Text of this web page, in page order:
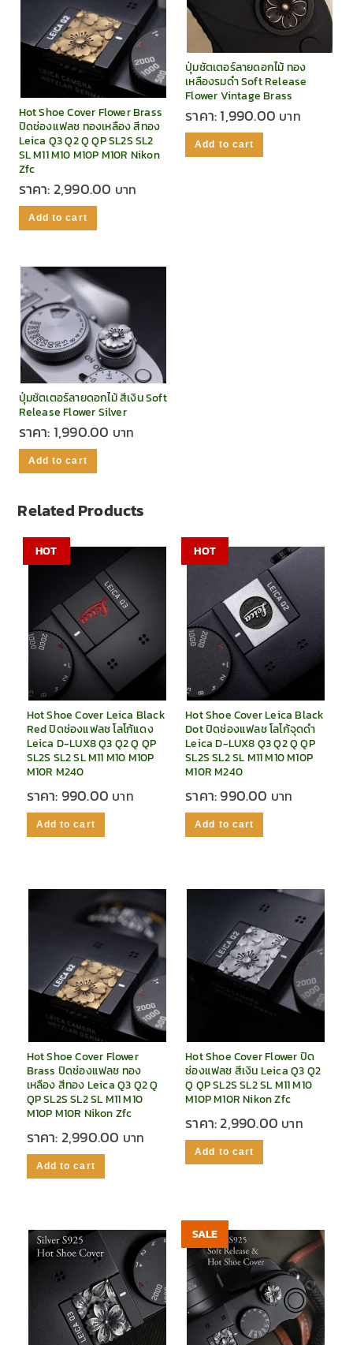
Hot Shoe Cover Flower Brass
ปิดช่องแฟลช ทองเหลือง สีทอง
Leica Q3 Q2 Q QP SL2S SL2
SL M11 M10 M10P M10R Nikon
Zfc
ราคา:2,990.00
Add to cart
ปุ่มชัตเตอร์ลายดอกไม้ ทอง
เหลืองรมดำ Soft Release
Flower Vintage Brass
ราคา:1,990.00
Add to cart
ปุ่มชัตเตอร์ลายดอกไม้ สีเงิน Soft
Release Flower Silver
ราคา:1,990.00
Add to cart
Related Products
HOT
Hot Shoe Cover Leica Black
Red ปิดช่องแฟลช โลโก้แดง
Leica D-LUX8 Q3 Q2 Q QP
SL2S SL2 SL M11 M10 M10P
M10R M240
ราคา:990.00
Add to cart
HOT
Hot Shoe Cover Leica Black
Dot ปิดช่องแฟลช โลโก้จุดดำ
Leica D-LUX8 Q3 Q2 Q QP
SL2S SL2 SL M11 M10 M10P
M10R M240
ราคา:990.00
Add to cart
Hot Shoe Cover Flower
Brass ปิดช่องแฟลช ทอง
เหลือง สีทอง Leica Q3 Q2 Q
QP SL2S SL2 SL M11 M10
M10P M10R Nikon Zfc
ราคา:2,990.00
Add to cart
Hot Shoe Cover Flower ปิด
ช่องแฟลช สีเงิน Leica Q3 Q2
Q QP SL2S SL2 SL M11 M10
M10P M10R Nikon Zfc
ราคา:2,990.00
Add to cart
SALE